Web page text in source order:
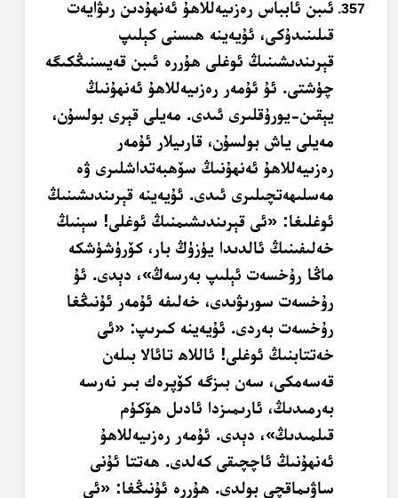
ئىبن ئابباس رەزىيەللاھۇ ئەنھۇدىن رىۋايەت
قىلىنىدۇكى، ئۇيەينە ھىسنى كېلىپ
قېرىندىشىنىڭ ئوغلى ھۇررە ئىبن قەيسنىڭكىگە
چۈشتى. ئۇ ئۇمەر رەزىيەللاھۇ ئەنھۇنىڭ
يېقىن-يورۇقلىرى ئىدى. مەيلى قېرى بولسۇن،
مەيلى ياش بولسۇن، قارىيلار ئۇمەر
رەزىيەللاھۇ ئەنھۇنىڭ سۆھبەتداشلىرى ۋە
مەسلىھەتچىلىرى ئىدى. ئۇيەينە قېرىندىشىنىڭ
ئوغلىغا: «ئى قېرىندىشىمنىڭ ئوغلى! سېنىڭ
خەلىفىنىڭ ئالدىدا يۈزۈڭ بار، كۆرۈشۈشكە
ماڭا رۇخسەت ئېلىپ بەرسەڭ»، دېدى. ئۇ
رۇخسەت سورىۋىدى، خەلىفە ئۇمەر ئۇنىڭغا
رۇخسەت بەردى. ئۇيەينە كىرىپ: «ئى
خەتتابنىڭ ئوغلى! ئاللاھ تائالا بىلەن
قەسەمكى، سەن بىزگە كۆپرەك بىر نەرسە
بەرمىدىڭ، ئارىمىزدا ئادىل ھۆكۈم
قىلمىدىڭ»، دېدى. ئۇمەر رەزىيەللاھۇ
ئەنھۇنىڭ ئاچچىقى كەلدى. ھەتتا ئۇنى
ساۋىماقچى بولدى. ھۇررە ئۇنىڭغا: «ئى